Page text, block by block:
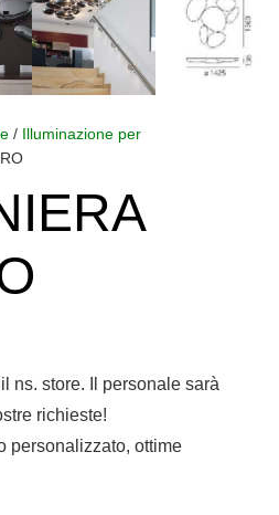
/ Illuminazione per
ns. store. Il personale sarà
richieste!
personalizzato, ottime